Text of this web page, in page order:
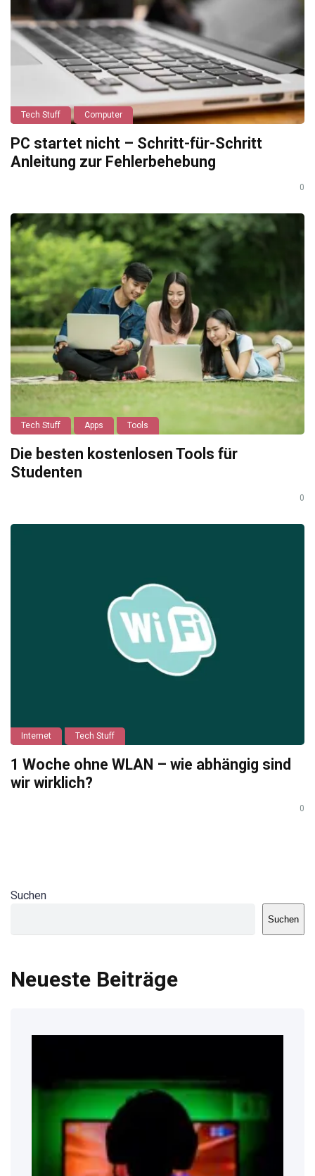
Tech Stuff Computer
PC startet nicht – Schritt-für-Schritt
Anleitung zur Fehlerbehebung
0
Tech Stuff Apps Tools
Die besten kostenlosen Tools für
Studenten
0
Internet Tech Stuff
1 Woche ohne WLAN – wie abhängig sind
wir wirklich?
0
Suchen
Suchen
Neueste Beiträge